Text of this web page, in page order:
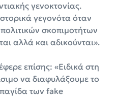
γενοκτονίας.
γεγονότα όταν
σκοπιμοτήτων
αλλά και αδικούνται».
επίσης: «Ειδικά στη
να διαφυλάξουμε το
των fake